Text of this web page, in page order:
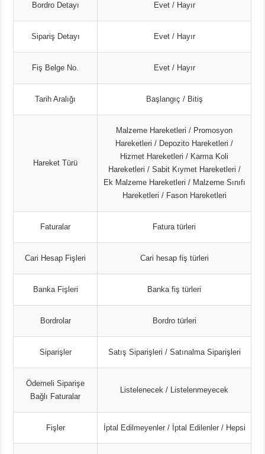
Bordro Detayı Evet / Hayır
Sipariş Detayı Evet / Hayır
Fiş Belge No. Evet / Hayır
Tarih Aralığı Başlangıç / Bitiş
Hareket Türü
Malzeme Hareketleri / Promosyon
Hareketleri / Depozito Hareketleri /
Hizmet Hareketleri / Karma Koli
Hareketleri / Sabit Kıymet Hareketleri /
Ek Malzeme Hareketleri / Malzeme Sınıfı
Hareketleri / Fason Hareketleri
Faturalar Fatura türleri
Cari Hesap Fişleri Cari hesap fiş türleri
Banka Fişleri Banka fiş türleri
Bordrolar Bordro türleri
Siparişler Satış Siparişleri / Satınalma Siparişleri
Ödemeli Siparişe
Bağlı Faturalar
Listelenecek / Listelenmeyecek
Fişler İptal Edilmeyenler / İptal Edilenler / Hepsi